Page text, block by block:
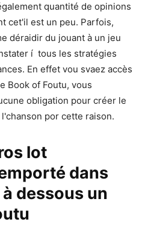
quantité de opinions
cet'il est un peu. Parfois,
déraidir du jouant à un jeu
í tous les stratégies
En effet vou svaez accès
Book of Foutu, vous
obligation pour créer le
por cette raison.
lot
dans
dessous un